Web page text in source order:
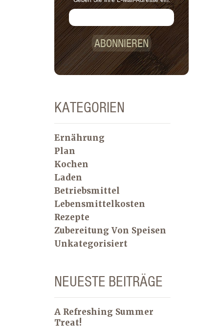
ABONNIEREN
KATEGORIEN
Ernährung
Plan
Kochen
Laden
Betriebsmittel
Lebensmittelkosten
Rezepte
Zubereitung Von Speisen
Unkategorisiert
NEUESTE BEITRÄGE
A Refreshing Summer
Treat!